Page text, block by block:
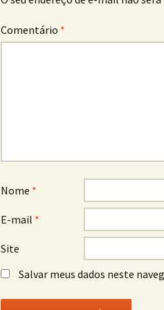
Comentário *
Nome *
E-mail *
Site
Salvar meus dados neste